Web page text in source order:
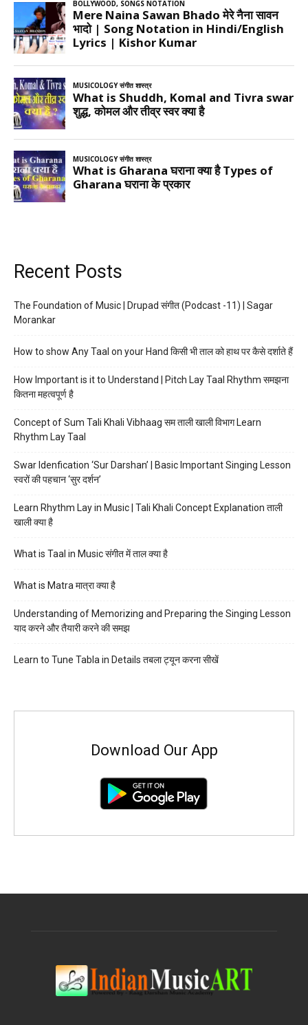
Recent Posts
The Foundation of Music | Drupad संगीत (Podcast -11) | Sagar
Morankar
How to show Any Taal on your Hand किसी भी ताल को हाथ पर कैसे दर्शाते हैं
How Important is it to Understand | Pitch Lay Taal Rhythm समझना
कितना महत्वपूर्ण है
Concept of Sum Tali Khali Vibhaag सम ताली खाली विभाग Learn
Rhythm Lay Taal
Swar Idenfication ‘Sur Darshan’ | Basic Important Singing Lesson
स्वरों की पहचान ‘सुर दर्शन’
Learn Rhythm Lay in Music | Tali Khali Concept Explanation ताली
खाली क्या है
What is Taal in Music संगीत में ताल क्या है
What is Matra मात्रा क्या है
Understanding of Memorizing and Preparing the Singing Lesson
याद करने और तैयारी करने की समझ
Learn to Tune Tabla in Details तबला ट्यून करना सीखें
Download Our App